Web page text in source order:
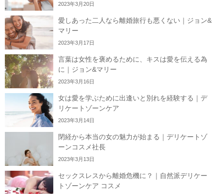
2023年3月20日
愛しあった二人なら離婚旅行も悪くない｜ジョン&
マリー
2023年3月17日
言葉は女性を褒めるために、キスは愛を伝える為
に｜ジョン&マリー
2023年3月16日
女は愛を学ぶために出逢いと別れを経験する｜デ
リケートゾーンケア
2023年3月14日
閉経から本当の女の魅力が始まる｜デリケートゾ
ーンコスメ社長
2023年3月13日
セックスレスから離婚危機に？｜自然派デリケー
トゾーンケア コスメ